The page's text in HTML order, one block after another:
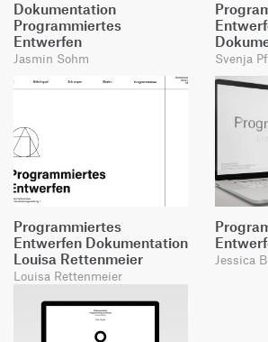
Dokumentation
Programmiertes
Entwerfen
Jasmin Sohm Svenja
Programmiertes
Entwerfen Dokumentation
Louisa Rettenmeier
Louisa Rettenmeier
Jessica